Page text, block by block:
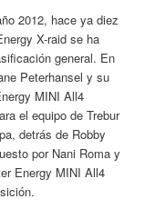
2012, hace ya diez
X-raid se ha
general. En
Peterhansel y su
MINI All4
el equipo de Trebur
detrás de Robby
por Nani Roma y
Energy MINI All4